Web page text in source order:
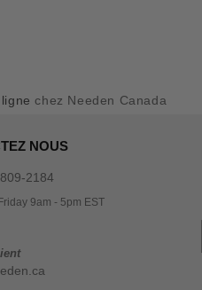
chez Needen Canada
NOUS
2184
9am - 5pm EST